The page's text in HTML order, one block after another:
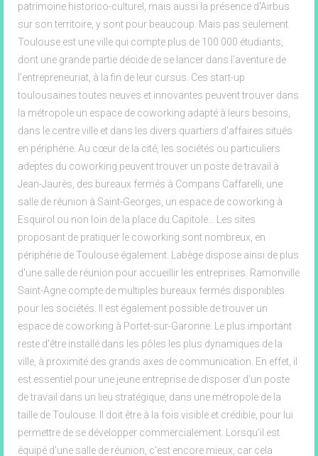
patrimoine historico-culturel, mais aussi la présence d'Airbus
sur son territoire, y sont pour beaucoup. Mais pas seulement.
Toulouse est une ville qui compte plus de 100 000 étudiants,
dont une grande partie décide de se lancer dans l'aventure de
l'entrepreneuriat, à la fin de leur cursus. Ces start-up
toulousaines toutes neuves et innovantes peuvent trouver dans
la métropole un espace de coworking adapté à leurs besoins,
dans le centre ville et dans les divers quartiers d'affaires situés
en périphérie. Au cœur de la cité, les sociétés ou particuliers
adeptes du coworking peuvent trouver un poste de travail à
Jean-Jaurès, des bureaux fermés à Compans Caffarelli, une
salle de réunion à Saint-Georges, un espace de coworking à
Esquirol ou non loin de la place du Capitole... Les sites
proposant de pratiquer le coworking sont nombreux, en
périphérie de Toulouse également. Labège dispose ainsi de plus
d'une salle de réunion pour accueillir les entreprises. Ramonville
Saint-Agne compte de multiples bureaux fermés disponibles
pour les sociétés. Il est également possible de trouver un
espace de coworking à Portet-sur-Garonne. Le plus important
reste d'être installé dans les pôles les plus dynamiques de la
ville, à proximité des grands axes de communication. En effet, il
est essentiel pour une jeune entreprise de disposer d'un poste
de travail dans un lieu stratégique, dans une métropole de la
taille de Toulouse. Il doit être à la fois visible et crédible, pour lui
permettre de se développer commercialement. Lorsqu'il est
équipé d'une salle de réunion, c'est encore mieux, car cela